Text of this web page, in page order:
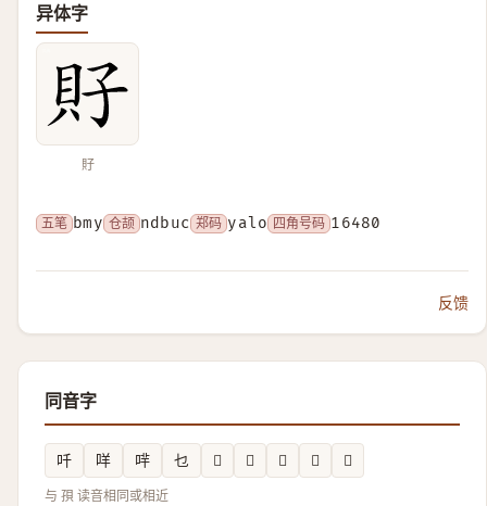
异体字
𧴯
五笔 bmy 仓颉 ndbuc 郑码 yalo 四角号码 16480
反馈
同音字
吀 咩 哶 乜 𤘗 𱙷 𬼷 𦘮 𱻋
与 孭 读音相同或相近